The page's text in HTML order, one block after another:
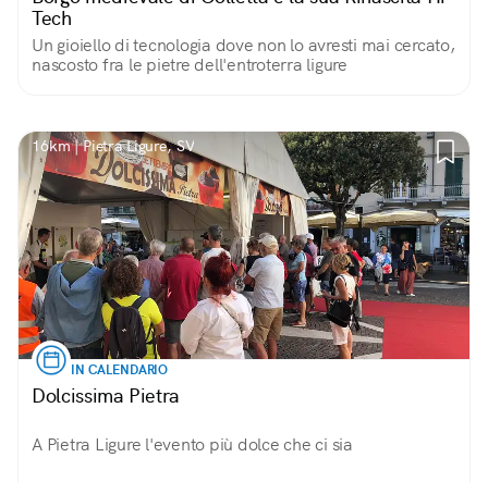
Tech
Un gioiello di tecnologia dove non lo avresti mai cercato,
nascosto fra le pietre dell'entroterra ligure
16km | Pietra Ligure, SV
IN CALENDARIO
Dolcissima Pietra
A Pietra Ligure l'evento più dolce che ci sia